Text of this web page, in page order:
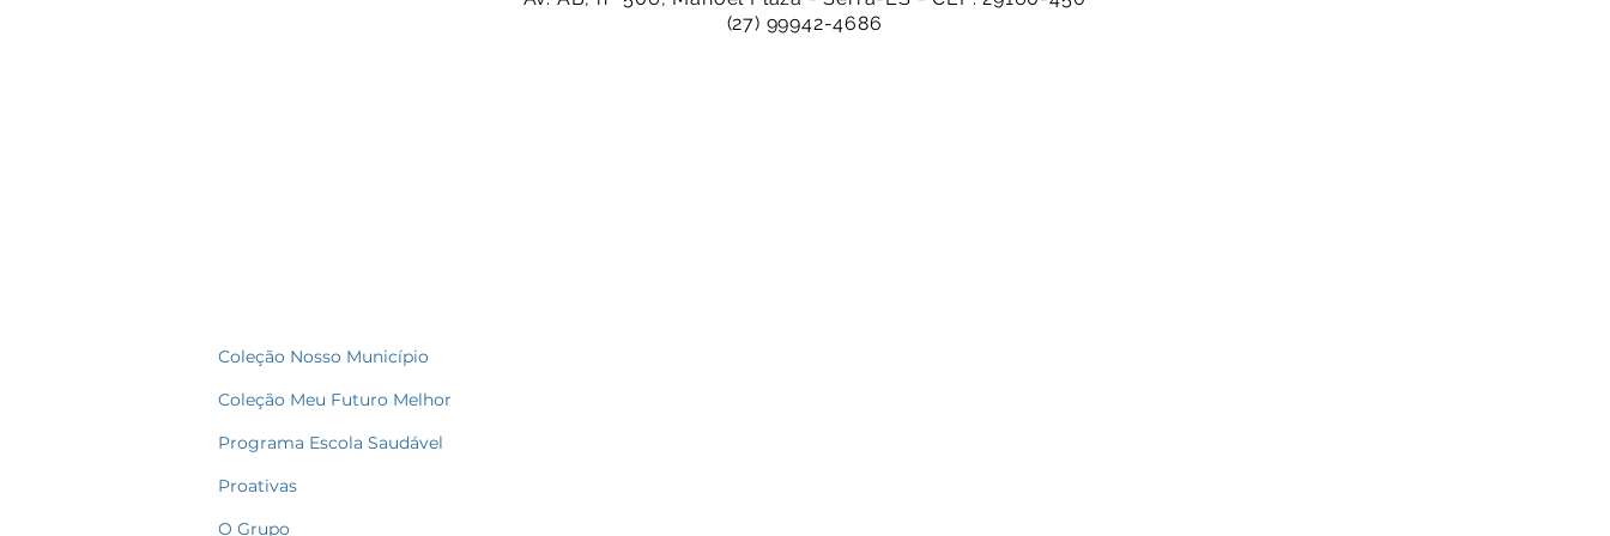
(27) 99942-4686
Coleção Nosso Município
Coleção Meu Futuro Melhor
Programa Escola Saudável
Proativas
O Grupo